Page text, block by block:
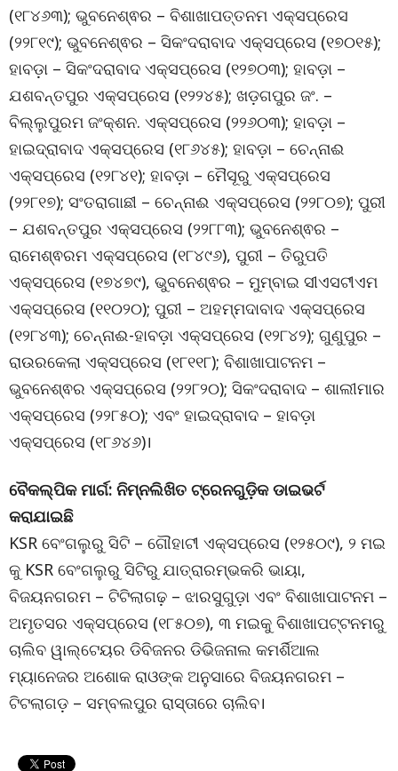
(୧୮୪୬୩); ଭୁବନେଶ୍ଵର – ବିଶାଖାପତ୍ତନମ ଏକ୍ସପ୍ରେସ
(୨୨୮୧୯); ଭୁବନେଶ୍ଵର – ସିକଂଦରାବାଦ ଏକ୍ସପ୍ରେସ (୧୭୦୧୫);
ହାବଡ଼ା – ସିକଂଦରାବାଦ ଏକ୍ସପ୍ରେସ (୧୨୭୦୩); ହାବଡ଼ା –
ଯଶବନ୍ତପୁର ଏକ୍ସପ୍ରେସ (୧୨୨୪୫); ଖଡ଼ଗପୁର ଜଂ. –
ବିଲ୍ଲୁପୁରମ ଜଂକ୍ଶନ. ଏକ୍ସପ୍ରେସ (୨୨୬୦୩); ହାବଡ଼ା –
ହାଇଦ୍ରାବାଦ ଏକ୍ସପ୍ରେସ (୧୮୬୪୫); ହାବଡ଼ା – ଚେନ୍ନାଈ
ଏକ୍ସପ୍ରେସ (୧୨୮୪୧); ହାବଡ଼ା – ମୈସୂରୁ ଏକ୍ସପ୍ରେସ
(୨୨୮୧୭); ସଂତରାଗାଛୀ – ଚେନ୍ନାଈ ଏକ୍ସପ୍ରେସ (୨୨୮୦୭); ପୁରୀ
– ଯଶବନ୍ତପୁର ଏକ୍ସପ୍ରେସ (୨୨୮୮୩); ଭୁବନେଶ୍ଵର –
ରାମେଶ୍ଵରମ ଏକ୍ସପ୍ରେସ (୧୮୪୯୬), ପୁରୀ – ତିରୁପତି
ଏକ୍ସପ୍ରେସ (୧୭୪୭୯), ଭୁବନେଶ୍ଵର – ମୁମ୍ବାଇ ସୀଏସଟୀଏମ
ଏକ୍ସପ୍ରେସ (୧୧୦୨୦); ପୁରୀ – ଅହମ୍ମଦାବାଦ ଏକ୍ସପ୍ରେସ
(୧୨୮୪୩); ଚେନ୍ନାଈ-ହାବଡ଼ା ଏକ୍ସପ୍ରେସ (୧୨୮୪୨); ଗୁଣୁପୁର –
ରାଉରକେଲା ଏକ୍ସପ୍ରେସ (୧୮୧୧୮); ବିଶାଖାପାଟନମ –
ଭୁବନେଶ୍ଵର ଏକ୍ସପ୍ରେସ (୨୨୮୨୦); ସିକଂଦରାବାଦ – ଶାଲୀମାର
ଏକ୍ସପ୍ରେସ (୨୨୮୫୦); ଏବଂ ହାଇଦ୍ରାବାଦ – ହାବଡ଼ା
ଏକ୍ସପ୍ରେସ (୧୮୬୪୬)।
ବୈକଲ୍ପିକ ମାର୍ଗ: ନିମ୍ନଲିଖିତ ଟ୍ରେନଗୁଡ଼ିକ ଡାଇଭର୍ଟ
କରାଯାଇଛି
KSR ବେଂଗଲୁରୁ ସିଟି – ଗୌହାଟୀ ଏକ୍ସପ୍ରେସ (୧୨୫୦୯), ୨ ମଇ
କୁ KSR ବେଂଗଲୁରୁ ସିଟିରୁ ଯାତ୍ରାରମ୍ଭକରି ଭାୟା,
ବିଜୟନଗରମ – ଟିଟିଲାଗଢ଼ – ଝାରସୁଗୁଡ଼ା ଏବଂ ବିଶାଖାପାଟନମ –
ଅମୃତସର ଏକ୍ସପ୍ରେସ (୧୮୫୦୭), ୩ ମଇକୁ ବିଶାଖାପଟ୍ଟନମରୁ
ଚାଲିବ ୱାଲ୍ଟେୟର ଡିବିଜନର ଡିଭିଜନାଲ କମର୍ଶିଆଲ
ମ୍ୟାନେଜର ଅଶୋକ ରାଓଙ୍କ ଅନୁସାରେ ବିଜୟନଗରମ –
ଟିଟଲାଗଡ଼ – ସମ୍ବଲପୁର ରାସ୍ତାରେ ଚାଲିବ।